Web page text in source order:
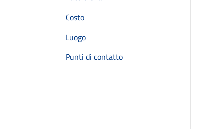
Costo
Luogo
Punti di contatto